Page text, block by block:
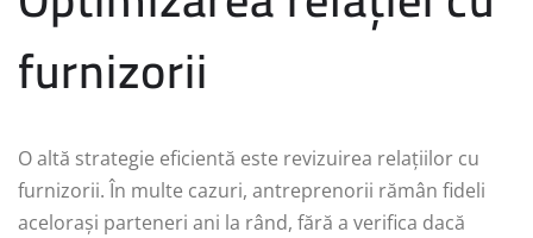
furnizorii
O altă strategie eficientă este revizuirea relațiilor cu
furnizorii. În multe cazuri, antreprenorii rămân fideli
acelorași parteneri ani la rând, fără a verifica dacă